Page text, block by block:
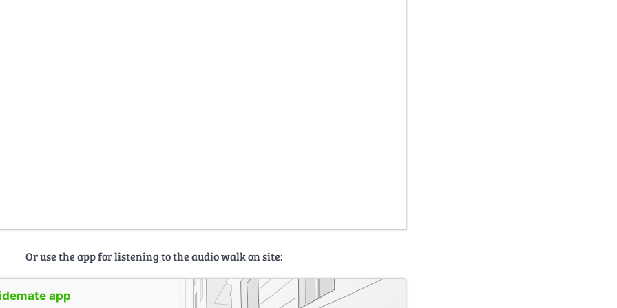
Or use the app for listening to the audio walk on site:
app